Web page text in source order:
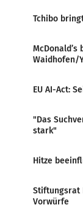
Tchibo
Waidhofen/
EU AI-Act:
"Das
stark"
Hitze
Stiftungsrat
Vorwürfe